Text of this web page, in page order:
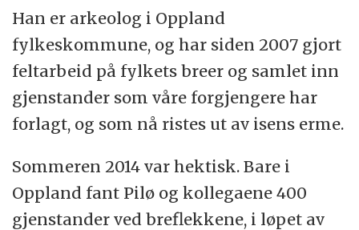
Han er arkeolog i Oppland
fylkeskommune, og har siden 2007 gjort
feltarbeid på fylkets breer og samlet inn
gjenstander som våre forgjengere har
forlagt, og som nå ristes ut av isens erme.
Sommeren 2014 var hektisk. Bare i
Oppland fant Pilø og kollegaene 400
gjenstander ved breflekkene, i løpet av